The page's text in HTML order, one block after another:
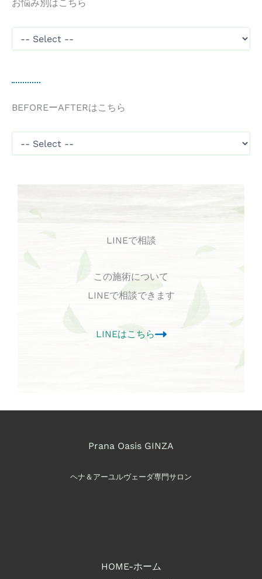
お悩み別はこちら
BEFOREーAFTERはこちら
LINEで相談
この施術について
LINEで相談できます
LINEはこちら
Prana Oasis GINZA
ヘナ＆アーユルヴェーダ専門サロン
HOME-ホーム